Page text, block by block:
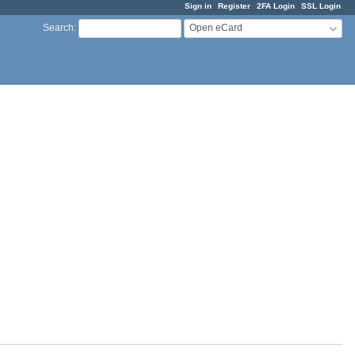
Sign in Register 2FA Login SSL Login
Search: Open eCard